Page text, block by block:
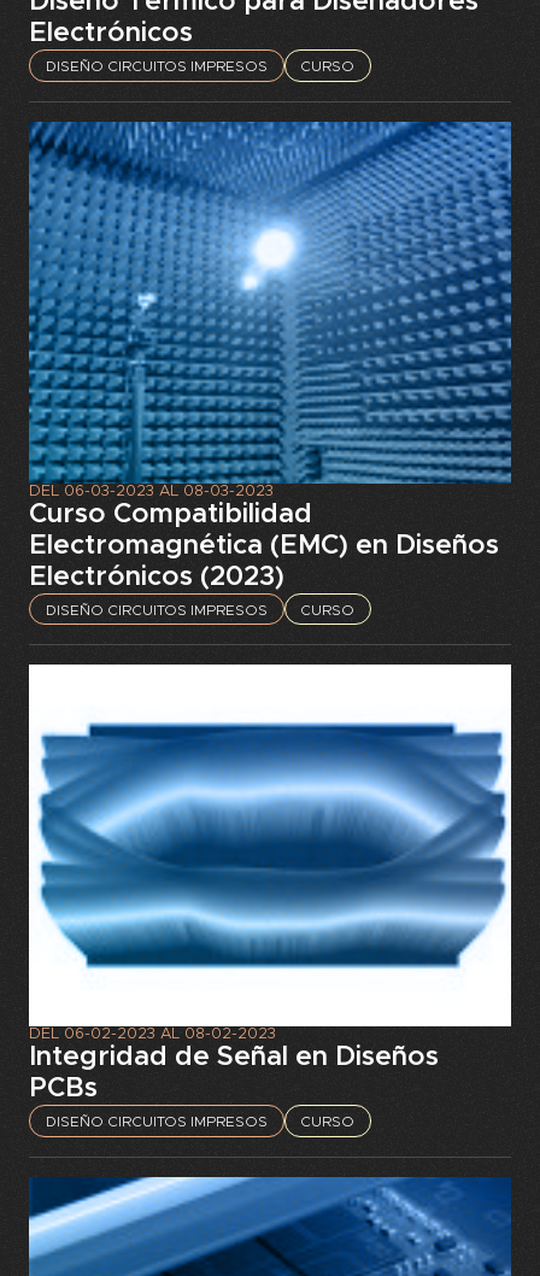
Electrónicos
DISEÑO CIRCUITOS IMPRESOS CURSO
DEL 06-03-2023 AL 08-03-2023
Curso Compatibilidad
Electromagnética (EMC) en Diseños
Electrónicos (2023)
DISEÑO CIRCUITOS IMPRESOS CURSO
DEL 06-02-2023 AL 08-02-2023
Integridad de Señal en Diseños
PCBs
DISEÑO CIRCUITOS IMPRESOS CURSO